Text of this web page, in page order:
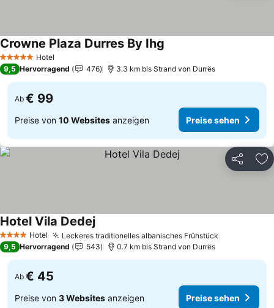
5 Sterne Hotel
Crowne Plaza Durres By Ihg
9,5 Hervorragend 476 3.3 km bis Strand von Durrës
Ab € 99
Preise von 10 Websites anzeigen Preise sehen
Teilen
4 Sterne Hotel Leckeres traditionelles albanisches Frühstück
Hotel Vila Dedej
9,5 Hervorragend 543 0.7 km bis Strand von Durrës
Ab € 45
Preise von 3 Websites anzeigen Preise sehen